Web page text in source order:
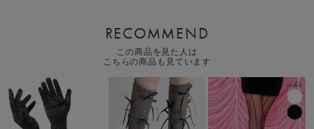
RECOMMEND
この商品を見た人は
こちらの商品も見ています